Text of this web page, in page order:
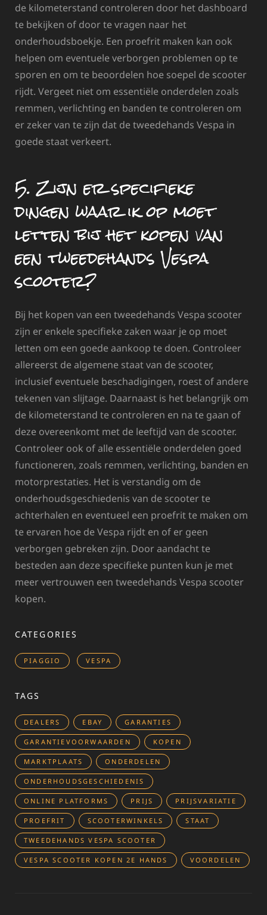
de kilometerstand controleren door het dashboard
te bekijken of door te vragen naar het
onderhoudsboekje. Een proefrit maken kan ook
helpen om eventuele verborgen problemen op te
sporen en om te beoordelen hoe soepel de scooter
rijdt. Vergeet niet om essentiële onderdelen zoals
remmen, verlichting en banden te controleren om
er zeker van te zijn dat de tweedehands Vespa in
goede staat verkeert.
5. Zijn er specifieke
dingen waar ik op moet
letten bij het kopen van
een tweedehands Vespa
scooter?
Bij het kopen van een tweedehands Vespa scooter
zijn er enkele specifieke zaken waar je op moet
letten om een goede aankoop te doen. Controleer
allereerst de algemene staat van de scooter,
inclusief eventuele beschadigingen, roest of andere
tekenen van slijtage. Daarnaast is het belangrijk om
de kilometerstand te controleren en na te gaan of
deze overeenkomt met de leeftijd van de scooter.
Controleer ook of alle essentiële onderdelen goed
functioneren, zoals remmen, verlichting, banden en
motorprestaties. Het is verstandig om de
onderhoudsgeschiedenis van de scooter te
achterhalen en eventueel een proefrit te maken om
te ervaren hoe de Vespa rijdt en of er geen
verborgen gebreken zijn. Door aandacht te
besteden aan deze specifieke punten kun je met
meer vertrouwen een tweedehands Vespa scooter
kopen.
CATEGORIES
PIAGGIO VESPA
TAGS
DEALERS EBAY GARANTIES
GARANTIEVOORWAARDEN KOPEN
MARKTPLAATS ONDERDELEN
ONDERHOUDSGESCHIEDENIS
ONLINE PLATFORMS PRIJS PRIJSVARIATIE
PROEFRIT SCOOTERWINKELS STAAT
TWEEDEHANDS VESPA SCOOTER
VESPA SCOOTER KOPEN 2E HANDS VOORDELEN